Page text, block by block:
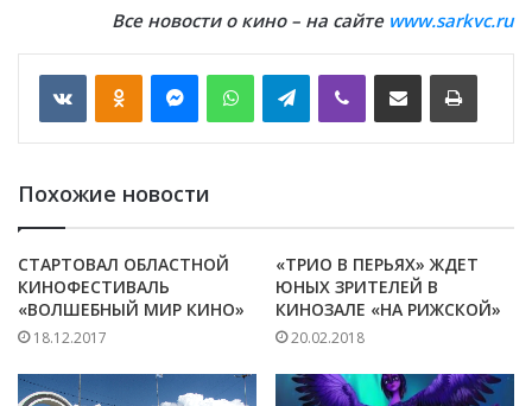
Все новости о кино – на сайте www.sarkvc.ru
VKontakte WhatsApp Telegram
Похожие новости
СТАРТОВАЛ ОБЛАСТНОЙ
КИНОФЕСТИВАЛЬ
«ВОЛШЕБНЫЙ МИР КИНО»
18.12.2017
«ТРИО В ПЕРЬЯХ» ЖДЕТ
ЮНЫХ ЗРИТЕЛЕЙ В
КИНОЗАЛЕ «НА РИЖСКОЙ»
20.02.2018